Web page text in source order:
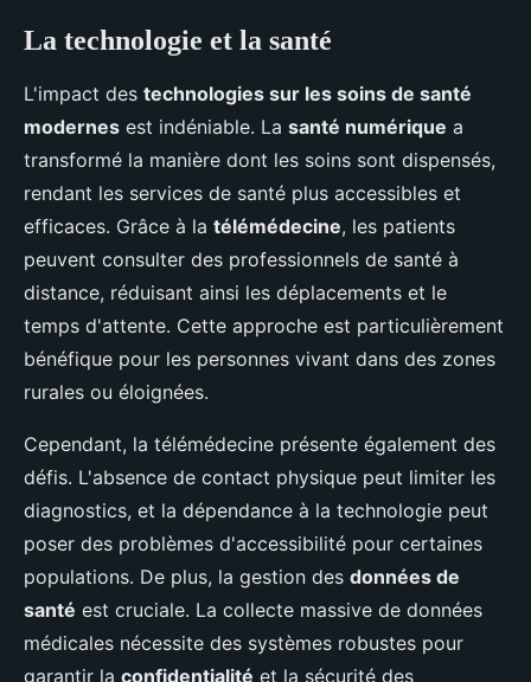
La technologie et la santé
L'impact des technologies sur les soins de santé
modernes est indéniable. La santé numérique a
transformé la manière dont les soins sont dispensés,
rendant les services de santé plus accessibles et
efficaces. Grâce à la télémédecine, les patients
peuvent consulter des professionnels de santé à
distance, réduisant ainsi les déplacements et le
temps d'attente. Cette approche est particulièrement
bénéfique pour les personnes vivant dans des zones
rurales ou éloignées.
Cependant, la télémédecine présente également des
défis. L'absence de contact physique peut limiter les
diagnostics, et la dépendance à la technologie peut
poser des problèmes d'accessibilité pour certaines
populations. De plus, la gestion des données de
santé est cruciale. La collecte massive de données
médicales nécessite des systèmes robustes pour
garantir la confidentialité et la sécurité des